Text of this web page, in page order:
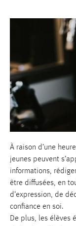
À raison d’une
jeunes peuvent
informations,
être diffusées, en
d’expression, de
confiance en soi.
De plus, les élèves